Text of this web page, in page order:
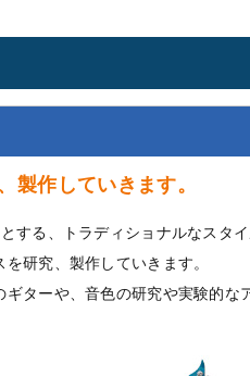
製作していきます。
する、トラディショナルなスタ
研究、製作していきます。
ターや、音色の研究や実験的な